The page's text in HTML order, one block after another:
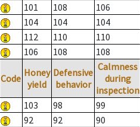
101 108 106
104 104 104
112 110 110
106 108 108
Code Honey
yield
Defensive
behavior
Calmness
during
inspection
103 98 99
92 92 90